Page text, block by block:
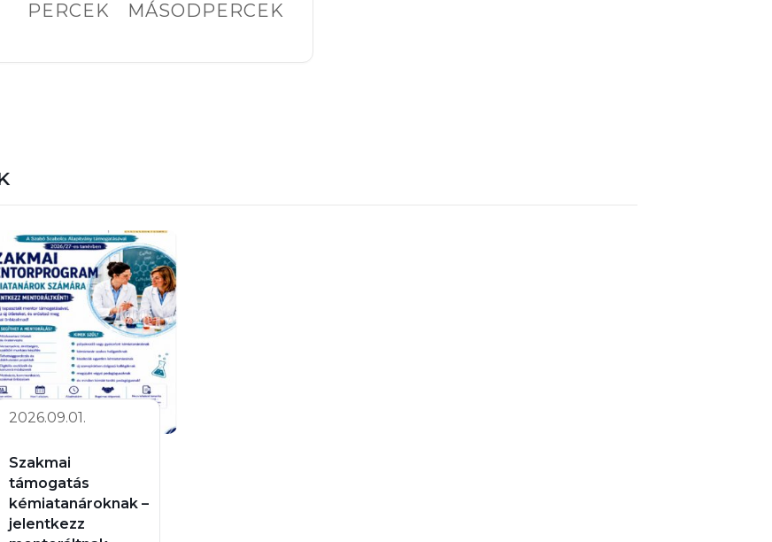
PERCEK MÁSODPERCEK
2026.09.01.
Szakmai
támogatás
kémiatanároknak –
jelentkezz